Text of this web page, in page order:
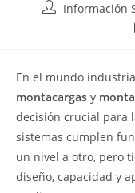
Información
En el mundo
montacargas y
decisión crucial para
sistemas cumplen
un nivel a otro, pero
diseño, capacidad y